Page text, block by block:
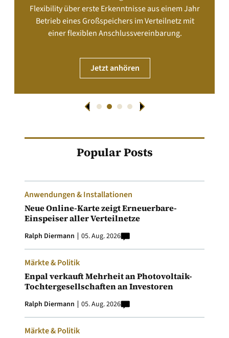
Flexibility über erste Erkenntnisse aus einem Jahr
Betrieb eines Großspeichers im Verteilnetz mit
einer flexiblen Anschlussvereinbarung.
Jetzt anhören
Popular Posts
Anwendungen & Installationen
Neue Online-Karte zeigt Erneuerbare-
Einspeiser aller Verteilnetze
Ralph Diermann 05. Aug. 2026
Märkte & Politik
Enpal verkauft Mehrheit an Photovoltaik-
Tochtergesellschaften an Investoren
Ralph Diermann 05. Aug. 2026
Märkte & Politik